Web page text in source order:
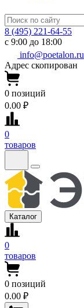
8 (495) 221-64-55
с 9:00 до 18:00
info@poetalon.ru
Адрес скопирован
0 позиций
0.00 ₽
0
товаров
Каталог
0
товаров
0 позиций
0.00 ₽